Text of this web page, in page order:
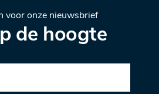
voor onze nieuwsbrief
de hoogte